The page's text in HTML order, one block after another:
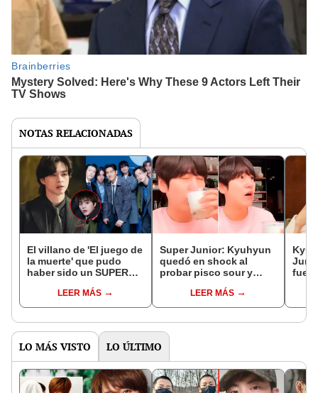
NOTAS RELACIONADAS
El villano de 'El juego de
la muerte' que pudo
haber sido un SUPER
debutó?LEER MÁS
Super Junior: Kyuhyun
quedó en shock al
probar pisco sour y
LEER MÁS
fue
LO MÁS VISTO LO ÚLTIMO